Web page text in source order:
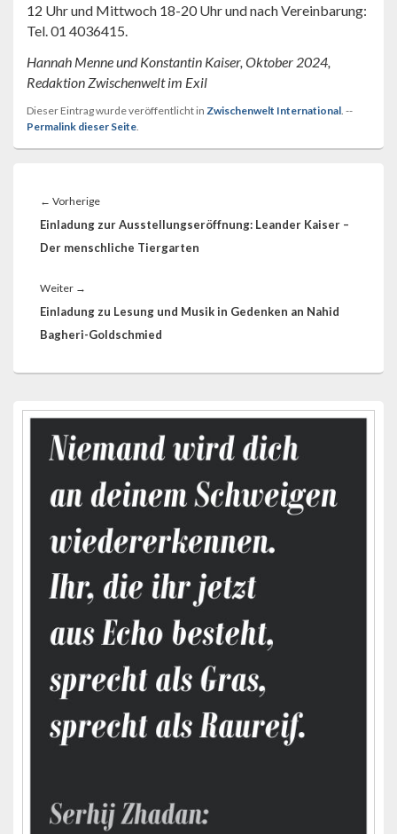
12 Uhr und Mittwoch 18-20 Uhr und nach Vereinbarung:
Tel. 01 4036415.
Hannah Menne und Konstantin Kaiser, Oktober 2024,
Redaktion Zwischenwelt im Exil
Dieser Eintrag wurde veröffentlicht in Zwischenwelt International. --
Permalink dieser Seite.
← VorherigeVorheriger
Beitrag:
Einladung zur Ausstellungseröffnung: Leander Kaiser –
Der menschliche Tiergarten
Weiter →
Beitrag:
Einladung zu Lesung und Musik in Gedenken an Nahid
Bagheri-Goldschmied
Primärer
Widgetbereich